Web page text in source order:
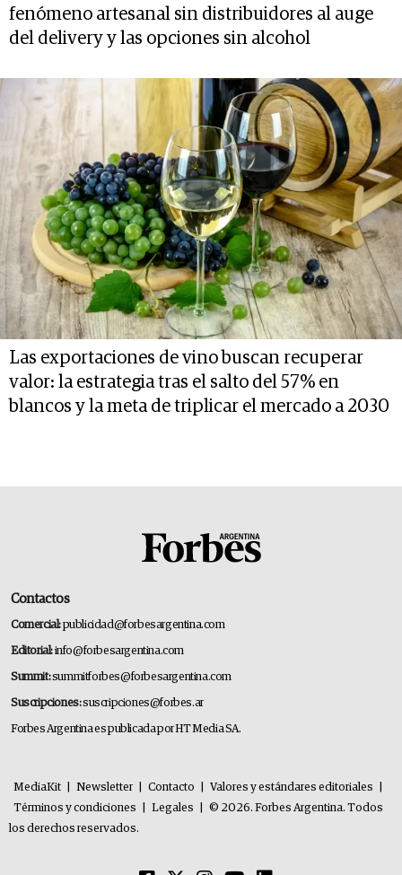
fenómeno artesanal sin distribuidores al auge
del delivery y las opciones sin alcohol
Las exportaciones de vino buscan recuperar
valor: la estrategia tras el salto del 57% en
blancos y la meta de triplicar el mercado a 2030
Contactos
Comercial:publicidad@forbesargentina.com
Editorial:info@forbesargentina.com
Summit:summitforbes@forbesargentina.com
Suscripciones:suscripciones@forbes.ar
Forbes Argentina es publicada por HT Media SA.
MediaKit Newsletter Contacto Valores y estándares editoriales
Términos y condiciones
Legales
© 2026. Forbes Argentina. Todos
los derechos reservados.